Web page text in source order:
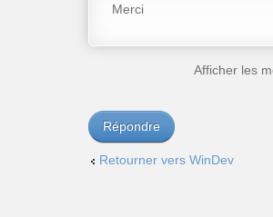
Merci
Afficher les
Répondre
Retourner vers WinDev